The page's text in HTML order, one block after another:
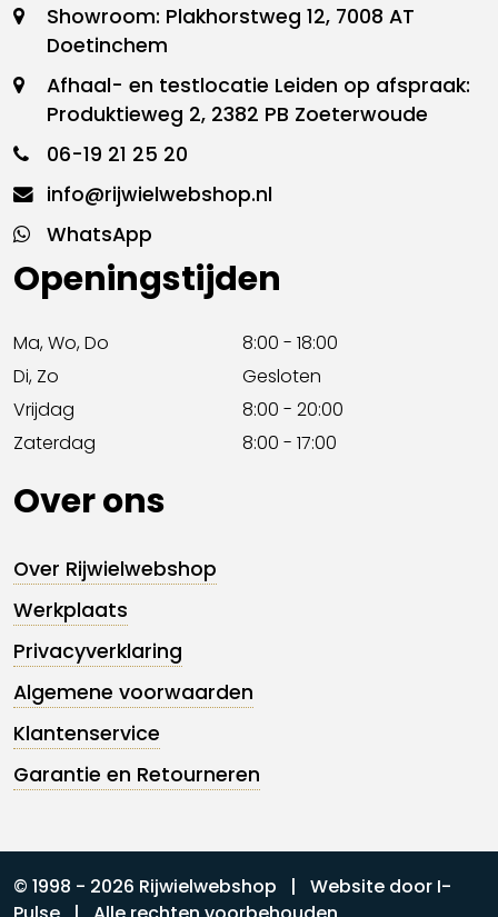
Showroom: Plakhorstweg 12, 7008 AT
Doetinchem
Afhaal- en testlocatie Leiden op afspraak:
Produktieweg 2, 2382 PB Zoeterwoude
06-19 21 25 20
info@rijwielwebshop.nl
WhatsApp
Openingstijden
Ma, Wo, Do
8:00 - 18:00
Di, Zo
Gesloten
Vrijdag
8:00 - 20:00
Zaterdag
8:00 - 17:00
Over ons
Over Rijwielwebshop
Werkplaats
Privacyverklaring
Algemene voorwaarden
Klantenservice
Garantie en Retourneren
© 1998 - 2026 Rijwielwebshop | Website door I-